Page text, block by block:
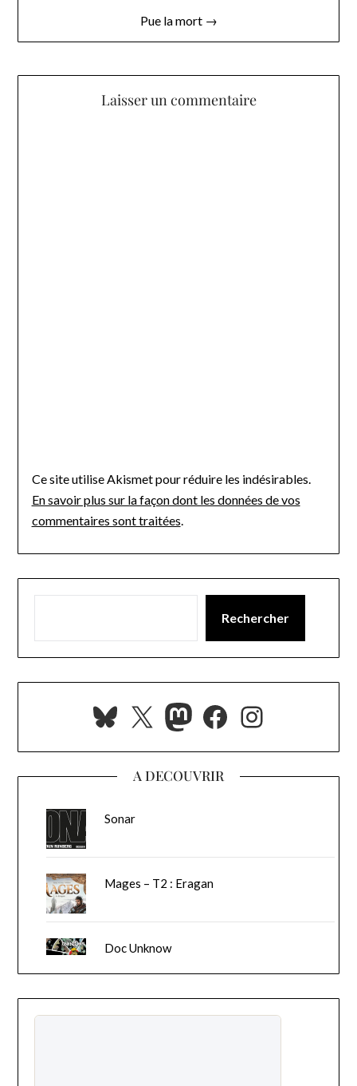
Pue la mort →
Laisser un commentaire
Ce site utilise Akismet pour réduire les indésirables.
En savoir plus sur la façon dont les données de vos
commentaires sont traitées.
Rechercher
Bluesky
X Mastodon
Facebook
A DECOUVRIR
Sonar
Mages – T2 : Eragan
Doc Unknow